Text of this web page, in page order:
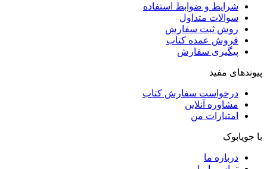
شرایط و ضوابط استفاده
سوالات متداول
روش ثبت سفارش
فروش عمده کتاب
پیگیری سفارش
پیوندهای مفید
درخواست سفارش کتاب
مشاوره آنلاین
امتیازات من
با جویابوک
درباره ما